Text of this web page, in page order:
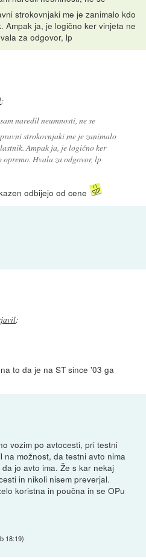
strokovnjaki me je zanimalo kdo
Ampak ja, je logično ker vinjeta ne
za odgovor, lp
:
naredil neumnosti, ne se
strokovnjaki me je zanimalo
Ampak ja, je logično ker
opremo. Hvala za odgovor, lp
odbijejo od cene
:
to da je na ST since '03 ga
vozim po avtocesti, pri testni
možnost, da testni avto nima
jo avto ima. Že s kar nekaj
in nikoli nisem preverjal.
koristna in poučna in se OPu
18:19)